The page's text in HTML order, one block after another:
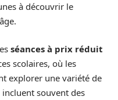
à découvrir le
séances à prix réduit
scolaires, où les
explorer une variété de
souvent des